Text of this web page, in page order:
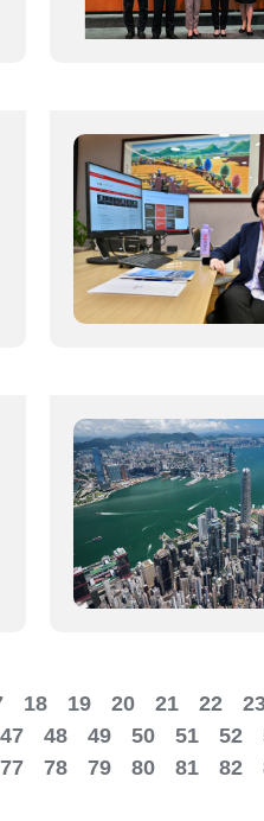
18 19 20 21 22
47 48 49 50 51 52
77 78 79 80 81 82